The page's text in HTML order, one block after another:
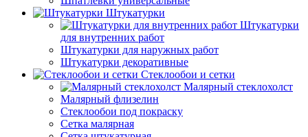
Штукатурки
Штукатурки
для внутренних работ
Штукатурки для наружных работ
Штукатурки декоративные
Стеклообои и сетки
Малярный стеклохолст
Малярный флизелин
Стеклообои под покраску
Сетка малярная